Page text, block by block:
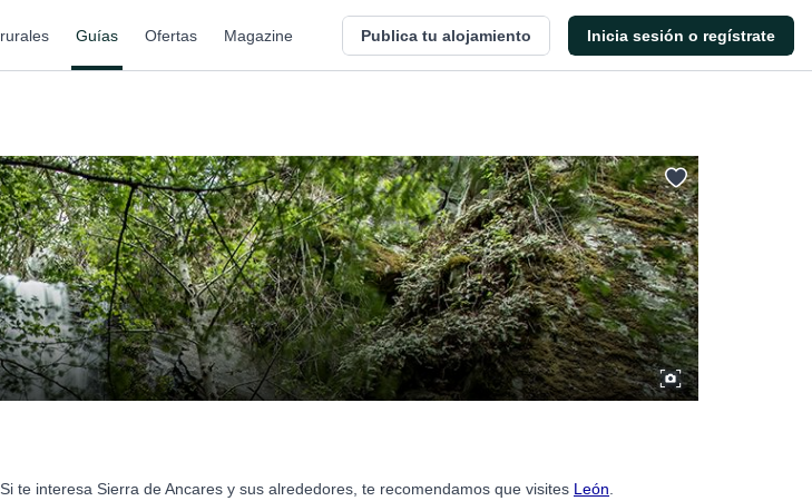
Guías Ofertas Magazine Publica tu alojamiento Inicia sesión o regístrate
te interesa Sierra de Ancares y sus alrededores, te recomendamos que visites León